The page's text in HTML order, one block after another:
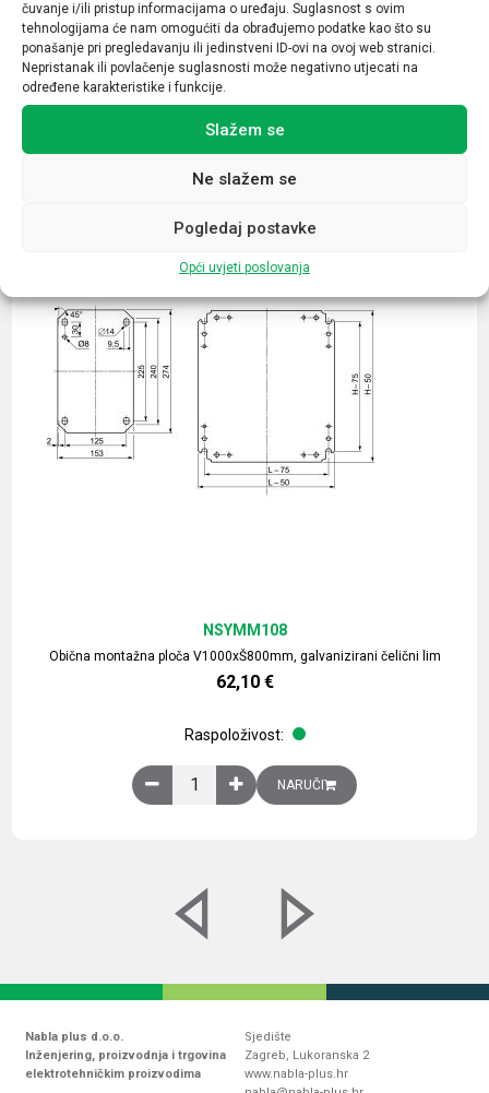
čuvanje i/ili pristup informacijama o uređaju. Suglasnost s ovim
tehnologijama će nam omogućiti da obrađujemo podatke kao što su
ponašanje pri pregledavanju ili jedinstveni ID-ovi na ovoj web stranici.
Nepristanak ili povlačenje suglasnosti može negativno utjecati na
određene karakteristike i funkcije.
Slažem se
Ne slažem se
Pogledaj postavke
Opći uvjeti poslovanja
160 A
Povezani proizvodi
Obična montažna ploča V1000xŠ800mm, galvanizirani čelični lim
NSYMM108
62,10 €
Raspoloživost:
Obična montažna ploča V1000xŠ800mm,
NARUČI
Nabla plus d.o.o.
Inženjering, proizvodnja i trgovina
elektrotehničkim proizvodima
Sjedište
Zagreb, Lukoranska 2
www.nabla-plus.hr